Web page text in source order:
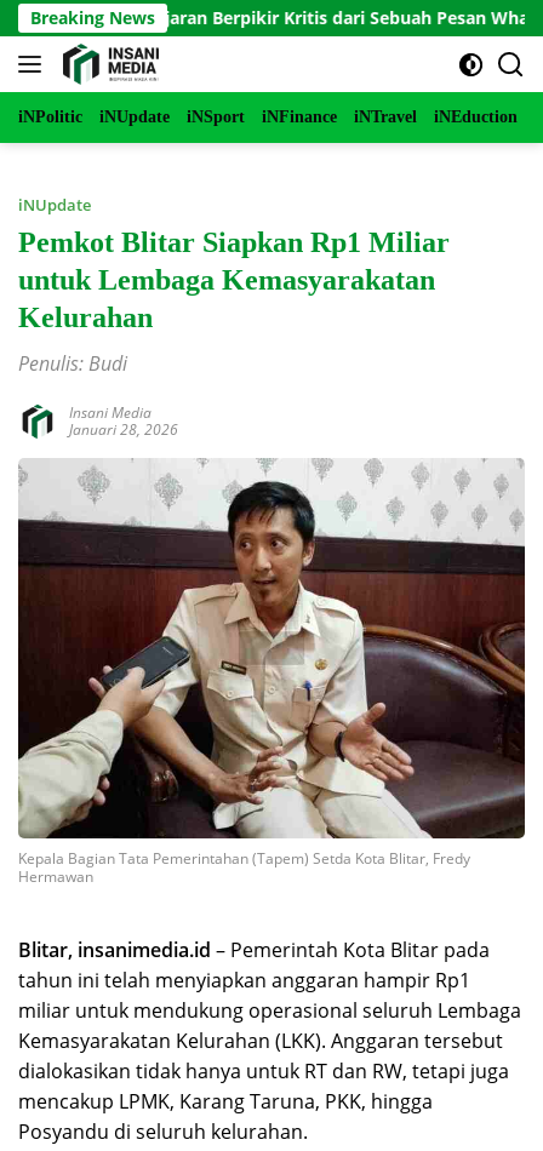
Langsung
ke
konten
Breaking News
Pelajaran Berpikir Kritis dari Sebuah Pesan WhatsApp
iNPolitic iNUpdate iNSport iNFinance iNTravel iNEduction
iNUpdate
Pemkot Blitar Siapkan Rp1 Miliar
untuk Lembaga Kemasyarakatan
Kelurahan
Penulis: Budi
Insani Media
Januari 28, 2026
Kepala Bagian Tata Pemerintahan (Tapem) Setda Kota Blitar, Fredy
Hermawan
Blitar, insanimedia.id – Pemerintah Kota Blitar pada
tahun ini telah menyiapkan anggaran hampir Rp1
miliar untuk mendukung operasional seluruh Lembaga
Kemasyarakatan Kelurahan (LKK). Anggaran tersebut
dialokasikan tidak hanya untuk RT dan RW, tetapi juga
mencakup LPMK, Karang Taruna, PKK, hingga
Posyandu di seluruh kelurahan.